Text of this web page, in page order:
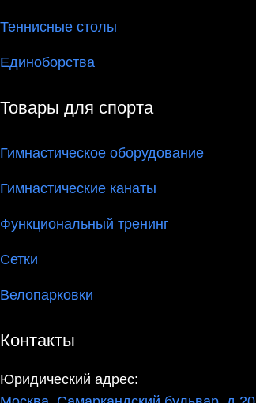
Теннисные столы
Единоборства
Товары для спорта
Гимнастическое оборудование
Гимнастические канаты
Функциональный тренинг
Сетки
Велопарковки
Контакты
Юридический адрес: